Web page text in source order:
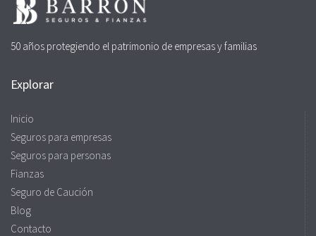
50 años protegiendo el patrimonio de empresas y familias
Explorar
Inicio
Seguros para empresas
Seguros para personas
Fianzas
Seguro de Caución
Blog
Contacto